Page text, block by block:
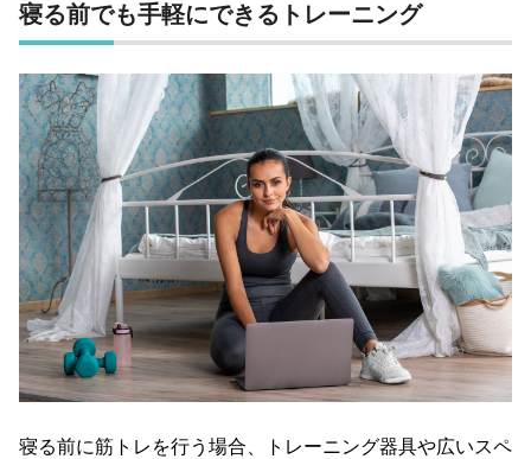
寝る前でも手軽にできるトレーニング
寝る前に筋トレを行う場合、トレーニング器具や広いスペ